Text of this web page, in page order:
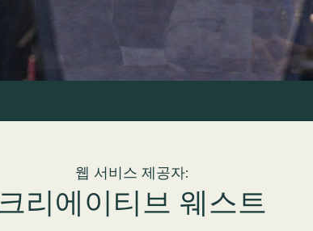
웹 서비스 제공자:
크리에이티브 웨스트